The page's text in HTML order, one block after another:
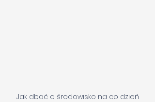
Jak dbać o środowisko na co dzień